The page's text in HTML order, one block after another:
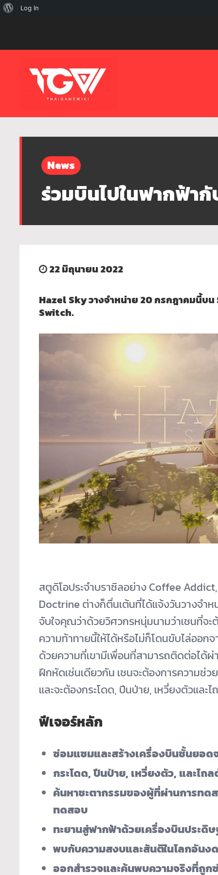
News
ร่วมบินไปในฟากฟ้ากั
22 มิถุนายน 2022
Hazel Sky วางจำหน่าย 20 กรกฎาคมนี้บ
Switch.
สตูดิโอประจำบราซิลอย่าง Coffee
Doctrine ต่างก็ตื่นเต้นที่ได้แจ้งวันวางจำ
จับใจคุณว่าด้วยวิศวกรหนุ่มนามว่าเชนที่จ
ความท้าทายนี้ให้ได้หรือไม่ก็โดนขับไล่ออก
ด้วยความที่เขามีเพื่อนที่สามารถติดต่อได้
ฝึกหัดเช่นเดียวกัน เชนจะต้องการความช่
และจะต้องกระโดด, ปีนป่าย, เหวี่ยงตัวแล
ฟีเจอร์หลัก
ซ่อมแซมและสร้างเครื่องบินชั้นยอ
กระโดด, ปีนป่าย, เหวี่ยงตัว, และไ
ค้นหาชะตากรรมของผู้ที่ผ่านการท
ทดสอบ
ทะยานสู่ฟากฟ้าด้วยเครื่องบินประดิ
พบกับความสงบและสันติในโลกอันง
ออกสำรวจและค้นพบความจริงที่ถูก
เกี่ยวLog In